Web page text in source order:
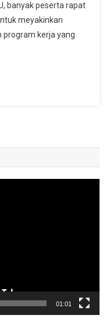
banyak peserta rapat
meyakinkan
program kerja yang
01:01